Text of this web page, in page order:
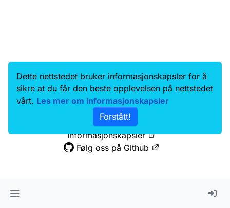
Data.norge.no
Kontakt oss
Samtykke og brukervilkår
Tilgjengelighetserklæring
Personvernerklæring
Informasjonskapsler
Følg oss på Github
Dette nettstedet bruker informasjonskapsler for å
sikre at du får den beste opplevelsen på nettstedet
vårt. Les mer om informasjonskapsler
Forstått!